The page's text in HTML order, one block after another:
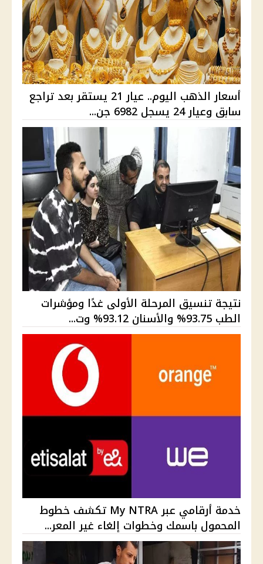
أسعار الذهب اليوم.. عيار 21 يستقر بعد تراجع
سابق وعيار 24 يسجل 6982 جن...
نتيجة تنسيق المرحلة الأولى غدًا ومؤشرات
الطب 93.75% والأسنان 93.12% وت...
خدمة أرقامي عبر My NTRA تكشف خطوط
المحمول باسمك وخطوات إلغاء غير المعر...